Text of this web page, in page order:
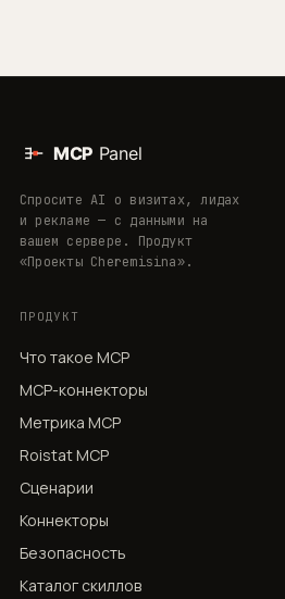
Спросите AI о визитах, лидах
и рекламе — с данными на
вашем сервере. Продукт
«Проекты Cheremisina».
ПРОДУКТ
Что такое MCP
MCP-коннекторы
Метрика MCP
Roistat MCP
Сценарии
Коннекторы
Безопасность
Каталог скиллов